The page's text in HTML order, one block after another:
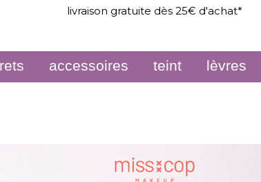
livraison gratuite dès 25€ d'achat*
accessoires teint lèvres